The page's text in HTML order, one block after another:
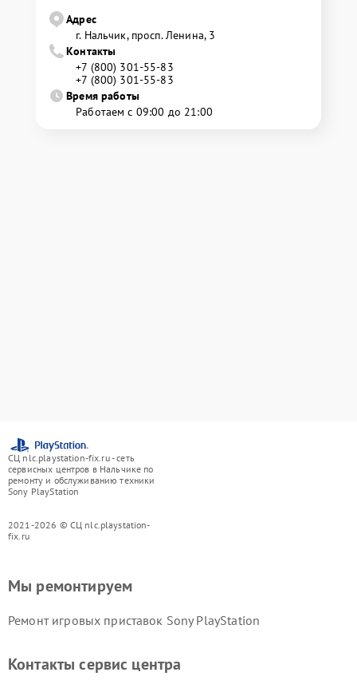
Адрес
г. Нальчик, просп. Ленина, 3
Контакты
+7 (800) 301-55-83
+7 (800) 301-55-83
Время работы
Работаем с 09:00 до 21:00
СЦ nlc.playstation-fix.ru - сеть
сервисных центров в Нальчике по
ремонту и обслуживанию техники
Sony PlayStation
2021-2026 © СЦ nlc.playstation-
fix.ru
Мы ремонтируем
Ремонт игровых приставок Sony PlayStation
Контакты сервис центра